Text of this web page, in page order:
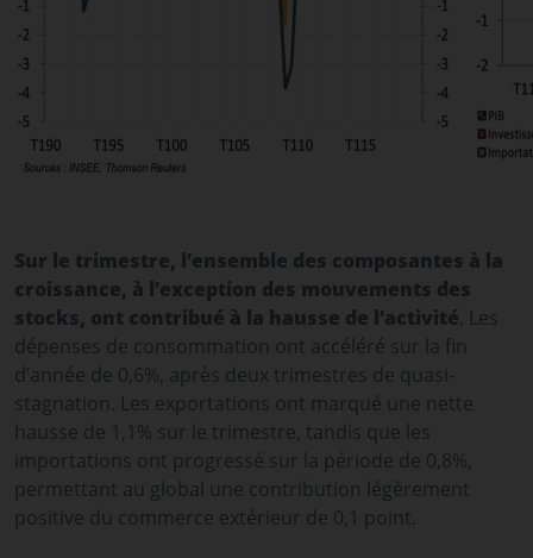
Sur le trimestre, l’ensemble des composantes à la
croissance, à l’exception des mouvements des
stocks, ont contribué à la hausse de l’activité. Les
dépenses de consommation ont accéléré sur la fin
d’année de 0,6%, après deux trimestres de quasi-
stagnation. Les exportations ont marqué une nette
hausse de 1,1% sur le trimestre, tandis que les
importations ont progressé sur la période de 0,8%,
permettant au global une contribution légèrement
positive du commerce extérieur de 0,1 point.